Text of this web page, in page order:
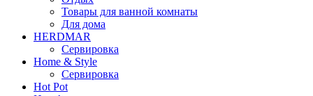
Товары для ванной комнаты
Для дома
HERDMAR
Сервировка
Home & Style
Сервировка
Hot Pot